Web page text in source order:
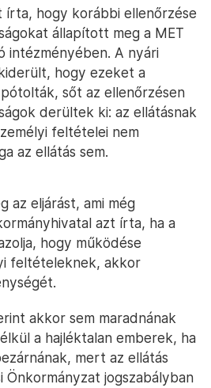
írta, hogy korábbi ellenőrzése
állapított meg a MET
intézményében. A nyári
hogy ezeket a
sőt az ellenőrzésen
derültek ki: az ellátásnak
feltételei nem
az ellátás sem.
az eljárást, ami még
azt írta, ha a
hogy működése
feltételeknek, akkor
akkor sem maradnának
a hajléktalan emberek, ha
mert az ellátás
Önkormányzat jogszabályban